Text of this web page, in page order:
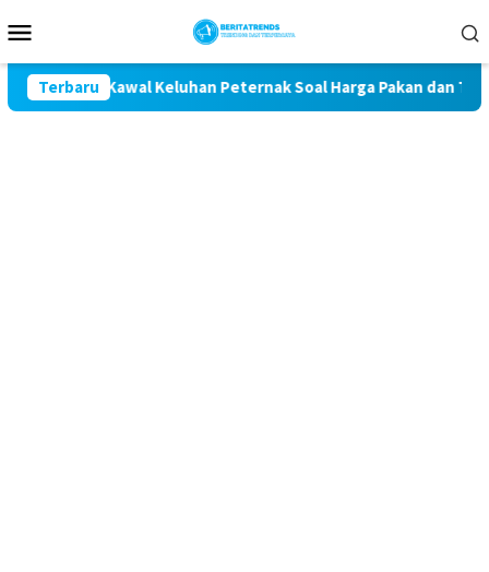
ke
Mobile
Terbaru
Komit Kawal Keluhan Peternak Soal Harga Pakan dan Telur